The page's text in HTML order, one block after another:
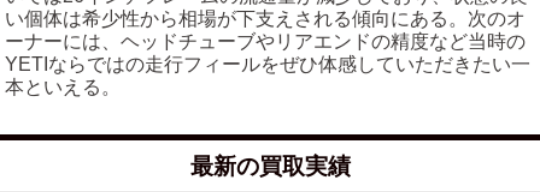
い個体は希少性から相場が下支えされる傾向にある。次のオ
ーナーには、ヘッドチューブやリアエンドの精度など当時の
YETIならではの走行フィールをぜひ体感していただきたい一
本といえる。
最新の買取実績